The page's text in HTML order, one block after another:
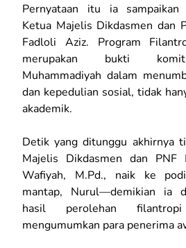
Pernyataan itu ia sampaikan
Ketua Majelis Dikdasmen dan
Fadloli Aziz. Program
merupakan bukti
Muhammadiyah dalam
dan kepedulian sosial, tidak
akademik.
Detik yang ditunggu akhirnya
Majelis Dikdasmen dan PNF
Wafiyah, M.Pd., naik ke
mantap, Nurul—demikian ia
hasil perolehan
mengumumkan para penerima